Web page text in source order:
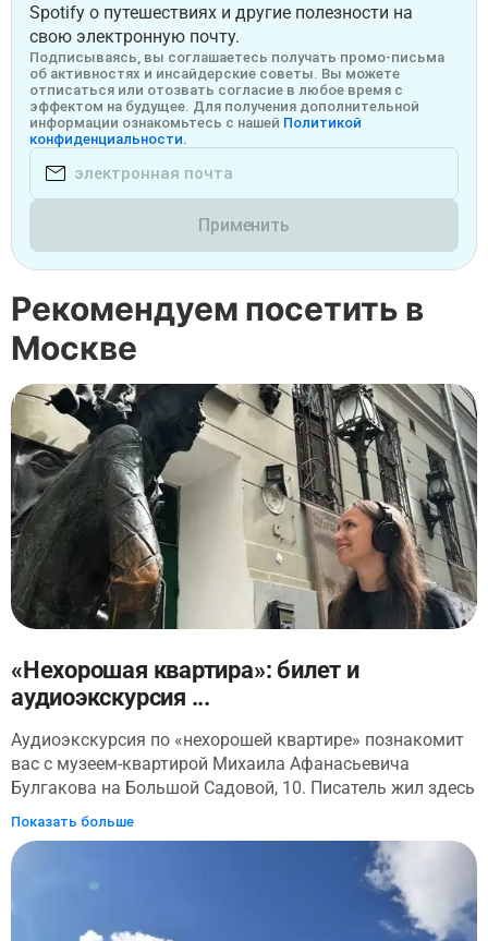
Spotify о путешествиях и другие полезности на
свою электронную почту.
Подписываясь, вы соглашаетесь получать промо-письма
об активностях и инсайдерские советы. Вы можете
отписаться или отозвать согласие в любое время с
эффектом на будущее. Для получения дополнительной
информации ознакомьтесь с нашей Политикой
конфиденциальности.
Применить
Рекомендуем посетить в
Москве
«Нехорошая квартира»: билет и
аудиоэкскурсия ...
Аудиоэкскурсия по «нехорошей квартире» познакомит
вас с музеем-квартирой Михаила Афанасьевича
Булгакова на Большой Садовой, 10. Писатель жил здесь
в 1920-х годах. Это непродолжительное время навсегда
отпечаталось в его творчестве. Знаменитая квартира
№50, которая получила прозвище «нехорошая
квартира», попала на страницы многих произведений
пьяницами стала объектом сатиры и насмешки.
Показать больше